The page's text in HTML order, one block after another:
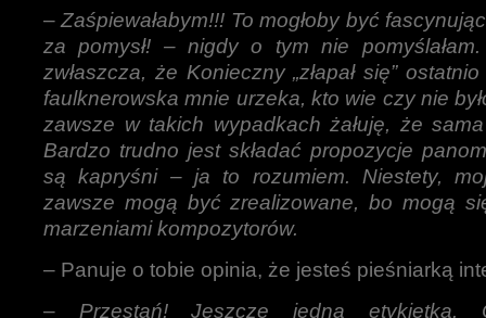
–Zaśpiewałabym!!! To mogłoby być
za pomysł! – nigdy o tym nie
zwłaszcza, że Konieczny „złapał się”
faulknerowska mnie urzeka, kto wie czy nie
zawsze w takich wypadkach żałuję, że
Bardzo trudno jest składać propozycje
są kapryśni – ja to rozumiem. Niestety,
zawsze mogą być zrealizowane, bo mogą
marzeniami kompozytorów.
– Panuje o tobie opinia, że jesteś pieśniarką
– Przestań! Jeszcze jedna